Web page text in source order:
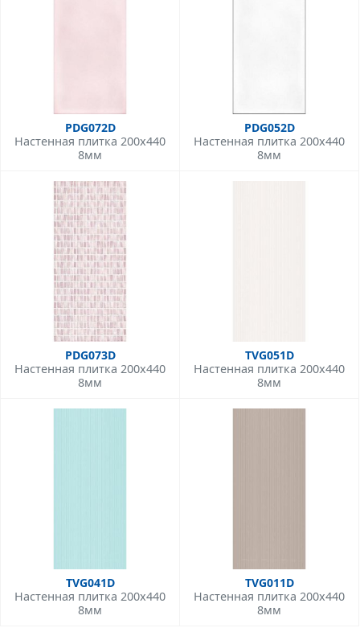
PDG072D
Настенная плитка 200x440
8мм
PDG052D
Настенная плитка 200x440
8мм
PDG073D
Настенная плитка 200x440
8мм
TVG051D
Настенная плитка 200x440
8мм
TVG041D
Настенная плитка 200x440
8мм
TVG011D
Настенная плитка 200x440
8мм